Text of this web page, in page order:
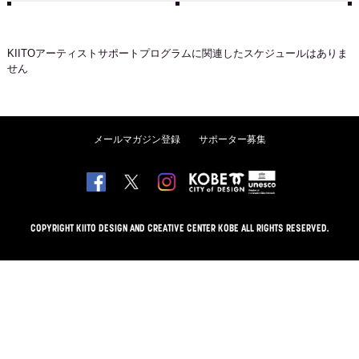
KIITOアーティストサポートプログラムに関連したスケジュールはありま
せん
メールマガジン登録 サポーター募集
COPYRIGHT KIITO DESIGN AND CREATIVE CENTER KOBE ALL RIGHTS RESERVED.